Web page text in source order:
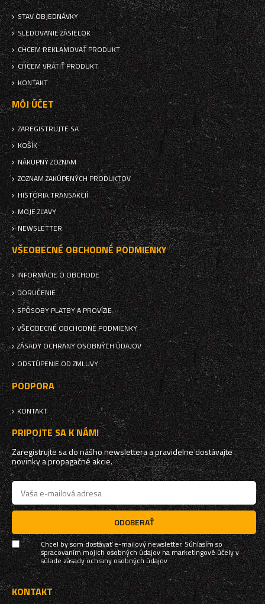
STAV OBJEDNÁVKY
SLEDOVANIE ZÁSIELOK
CHCEM REKLAMOVAŤ PRODUKT
CHCEM VRÁTIŤ PRODUKT
KONTAKT
MÔJ ÚČET
ZAREGISTRUJTE SA
KOŠÍK
NÁKUPNÝ ZOZNAM
ZOZNAM ZAKÚPENÝCH PRODUKTOV
HISTÓRIA TRANSAKCIÍ
MOJE ZĽAVY
NEWSLETTER
VŠEOBECNÉ OBCHODNÉ PODMIENKY
INFORMÁCIE O OBCHODE
DORUČENIE
SPÔSOBY PLATBY A PROVÍZIE
VŠEOBECNÉ OBCHODNÉ PODMIENKY
ZÁSADY OCHRANY OSOBNÝCH ÚDAJOV
ODSTÚPENIE OD ZMLUVY
PODPORA
KONTAKT
PRIPOJTE SA K NÁM!
Zaregistrujte sa do nášho newslettera a pravidelne dostávajte
novinky a propagačné akcie.
ODOBERAŤ
Chcel by som dostávať e-mailový newsletter. Súhlasím so
spracovaním mojich osobných údajov na marketingové účely v
súladezásady ochrany osobných údajov
KONTAKT